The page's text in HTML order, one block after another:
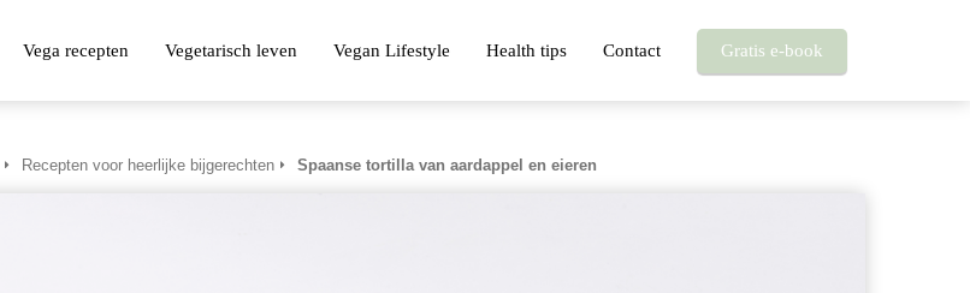
Vega recepten Vegetarisch leven Vegan Lifestyle Health tips Contact Gratis e-book
Recepten voor heerlijke bijgerechten Spaanse tortilla van aardappel en eieren